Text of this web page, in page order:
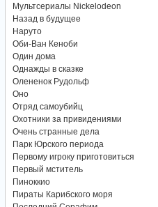
Мультсериалы Nickelodeon
Назад в будущее
Наруто
Оби-Ван Кеноби
Один дома
Однажды в сказке
Олененок Рудольф
Оно
Отряд самоубийц
Охотники за привидениями
Очень странные дела
Парк Юрского периода
Первому игроку приготовиться
Первый мститель
Пиноккио
Пираты Карибского моря